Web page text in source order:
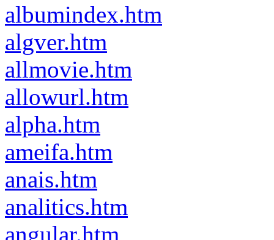
albumindex.htm
algver.htm
allmovie.htm
allowurl.htm
alpha.htm
ameifa.htm
anais.htm
analitics.htm
angular.htm